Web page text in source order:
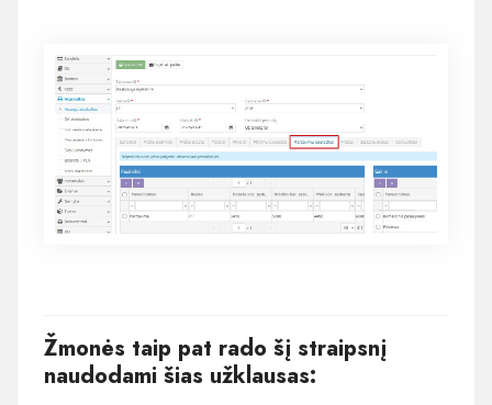
Žmonės taip pat rado šį straipsnį
naudodami šias užklausas: